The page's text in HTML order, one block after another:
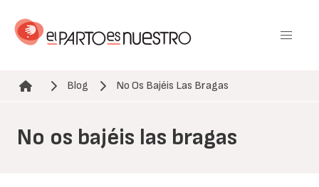
contenido
Ruta de navegación
Blog No Os Bajéis Las Bragas
No os bajéis las bragas